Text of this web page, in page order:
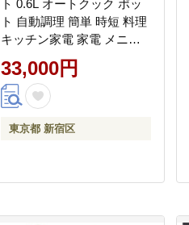
ト 0.6L オートクック ポッ
ト 自動調理 簡単 時短 料理
キッチン家電 家電 メニュ
ー スープ ポタージュ スム
ージー カレー ジュース 保
温 0152-009-S07
33,000円
東京都 新宿区